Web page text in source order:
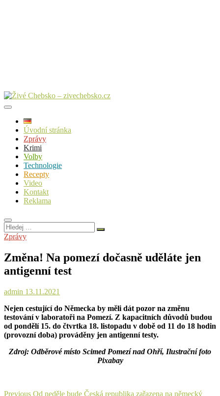
Úvodní stránka
Zprávy
Krimi
Volby
Technologie
Recepty
Video
Kontakt
Reklama
Hledej
…
Zprávy
Změna! Na pomezí dočasně uděláte jen
antigenní test
admin 13.11.2021
Nejen cestující do Německa by měli dát pozor na změnu
testování v laboratoři na Pomezí. Z kapacitních důvodů budou
od pondělí 15. do čtvrtka 18. listopadu v době od 11 do 18 hodin
(provozní doba) prováděny jen antigenní testy.
Zdroj: Odběrové místo Scimed Pomezí nad Ohří, Ilustrační foto
Pixabay
Previous Previous
Od neděle bude Česká republika zařazena na německý